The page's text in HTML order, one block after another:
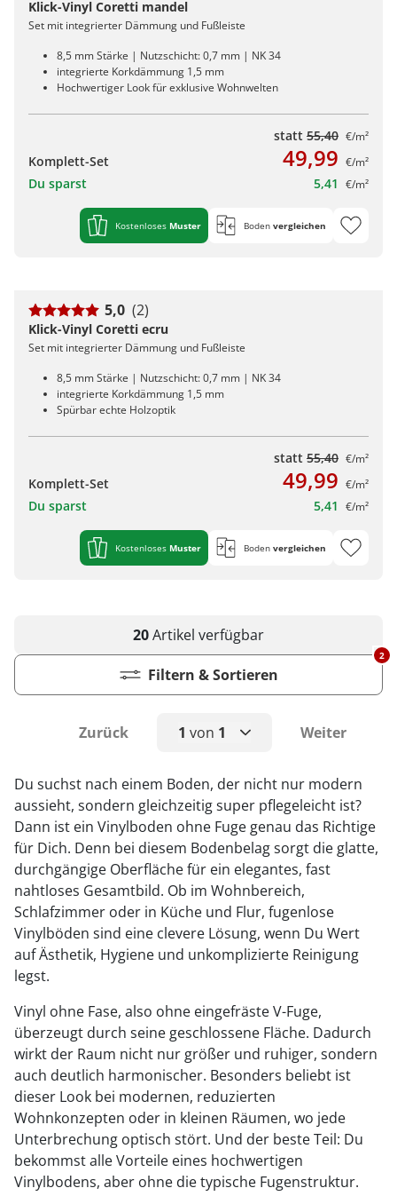
Klick-Vinyl Coretti mandel
Set mit integrierter Dämmung und Fußleiste
8,5 mm Stärke | Nutzschicht: 0,7 mm | NK 34
integrierte Korkdämmung 1,5 mm
Hochwertiger Look für exklusive Wohnwelten
statt 55,40 €/m²
Komplett-Set 49,99 €/m²
Du sparst 5,41 €/m²
Kostenloses Muster Boden vergleichen
5,0 (2)
Klick-Vinyl Coretti ecru
Set mit integrierter Dämmung und Fußleiste
8,5 mm Stärke | Nutzschicht: 0,7 mm | NK 34
integrierte Korkdämmung 1,5 mm
Spürbar echte Holzoptik
statt 55,40 €/m²
Komplett-Set 49,99 €/m²
Du sparst 5,41 €/m²
Kostenloses Muster Boden vergleichen
20Artikel verfügbar
Zurück 1 von 1 Weiter
Filtern & Sortieren
2
Du suchst nach einem Boden, der nicht nur modern
aussieht, sondern gleichzeitig super pflegeleicht ist?
Dann ist ein Vinylboden ohne Fuge genau das Richtige
für Dich. Denn bei diesem Bodenbelag sorgt die glatte,
durchgängige Oberfläche für ein elegantes, fast
nahtloses Gesamtbild. Ob im Wohnbereich,
Schlafzimmer oder in Küche und Flur, fugenlose
Vinylböden sind eine clevere Lösung, wenn Du Wert
auf Ästhetik, Hygiene und unkomplizierte Reinigung
legst.
Vinyl ohne Fase, also ohne eingefräste V-Fuge,
überzeugt durch seine geschlossene Fläche. Dadurch
wirkt der Raum nicht nur größer und ruhiger, sondern
auch deutlich harmonischer. Besonders beliebt ist
dieser Look bei modernen, reduzierten
Wohnkonzepten oder in kleinen Räumen, wo jede
Unterbrechung optisch stört. Und der beste Teil: Du
bekommst alle Vorteile eines hochwertigen
Vinylbodens, aber ohne die typische Fugenstruktur.